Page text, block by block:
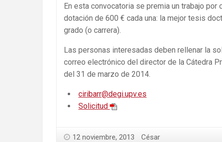
En esta convocatoria se premia un trabajo
dotación de 600 € cada una: la mejor tesis
grado (o carrera).
Las personas interesadas deben rellenar la
correo electrónico del director de la Cátedra
del 31 de marzo de 2014.
ciribarr@degi.upv.es
Solicitud
12 noviembre, 2013 César